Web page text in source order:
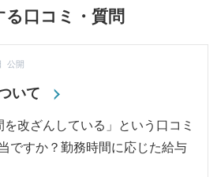
る口コミ・質問
いて
公開
を改ざんしている」という口コミ
ですか？勤務時間に応じた給与